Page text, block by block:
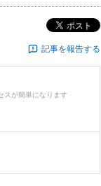
ポスト
記事を報告する
スが簡単になります